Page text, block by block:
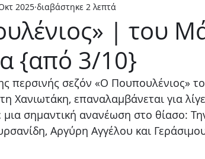
Θρίλερ Κοινωνικό
Stand up Φαντασίας
| του
{από 3/10}
2025 διαβάστηκε 2 λεπτά
περσινής σεζόν «Ο Πουπουλένιος»
Χανιωτάκη, επαναλαμβάνεται για
σημαντική ανανέωση στο θίασο:
Αργύρη Αγγέλου και